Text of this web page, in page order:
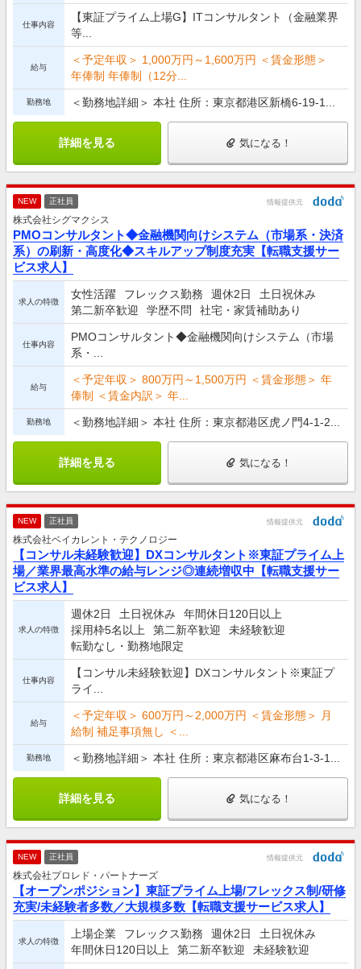
仕事内容
【東証プライム上場G】ITコンサルタント（金融業界
等...
給与
＜予定年収＞ 1,000万円～1,600万円 ＜賃金形態＞
年俸制 年俸制（12分...
勤務地 ＜勤務地詳細＞ 本社 住所：東京都港区新橋6-19-1...
詳細を見る 気になる！
NEW 正社員 情報提供元
株式会社シグマクシス
PMOコンサルタント◆金融機関向けシステム（市場系・決済
系）の刷新・高度化◆スキルアップ制度充実【転職支援サー
ビス求人】
求人の特徴
女性活躍 フレックス勤務 週休2日
土日祝休み
第二新卒歓迎
学歴不問 社宅・家賃補助あり
仕事内容
PMOコンサルタント◆金融機関向けシステム（市場
系・...
給与
＜予定年収＞ 800万円～1,500万円 ＜賃金形態＞ 年
俸制 ＜賃金内訳＞ 年...
勤務地 ＜勤務地詳細＞ 本社 住所：東京都港区虎ノ門4-1-2...
詳細を見る 気になる！
NEW 正社員 情報提供元
株式会社ベイカレント・テクノロジー
【コンサル未経験歓迎】DXコンサルタント※東証プライム上
場／業界最高水準の給与レンジ◎連続増収中【転職支援サー
ビス求人】
求人の特徴
週休2日 土日祝休み
年間休日120日以上
採用枠5名以上
第二新卒歓迎
未経験歓迎
転勤なし・勤務地限定
仕事内容
【コンサル未経験歓迎】DXコンサルタント※東証プ
ライ...
給与
＜予定年収＞ 600万円～2,000万円 ＜賃金形態＞ 月
給制 補足事項無し ＜...
勤務地 ＜勤務地詳細＞ 本社 住所：東京都港区麻布台1-3-1...
詳細を見る 気になる！
NEW 正社員 情報提供元
株式会社プロレド・パートナーズ
【オープンポジション】東証プライム上場/フレックス制/研修
充実/未経験者多数／大規模多数【転職支援サービス求人】
求人の特徴
上場企業 フレックス勤務 週休2日
土日祝休み
年間休日120日以上
第二新卒歓迎 未経験歓迎